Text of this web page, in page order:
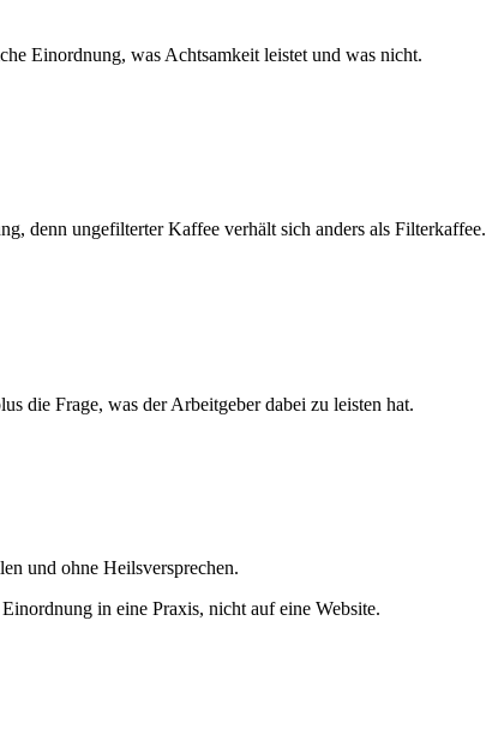
Einordnung, was Achtsamkeit leistet und was nicht.
denn ungefilterter Kaffee verhält sich anders als Filterkaffee.
die Frage, was der Arbeitgeber dabei zu leisten hat.
und ohne Heilsversprechen.
in eine Praxis, nicht auf eine Website.